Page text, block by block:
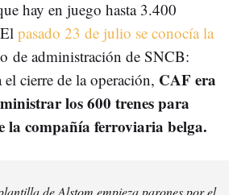
hay en juego hasta 3.400
pasado 23 de julio se conocía la
de administración de SNCB:
cierre de la operación, CAF era
los 600 trenes para
la compañía ferroviaria belga.
de Alstom empieza parones por el